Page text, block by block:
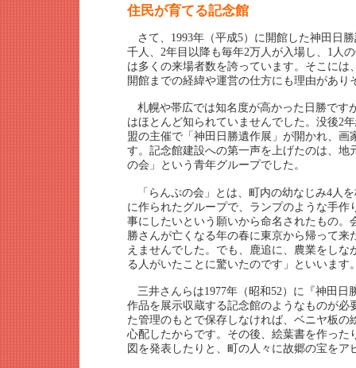
住民が育てる記念館
さて、1993年（平成5）に開館した神田日
千人、2年目以降も毎年2万人が入場し、1人
は多くの来場者数を誇っています。そこには
開館までの経緯や運営の仕方にも理由があり
札幌や帯広では知名度が高かった日勝です
はほとんど知られていませんでした。没後2
盟の主催で「神田日勝遺作展」が開かれ、画
す。記念館建設への第一声を上げたのは、地
の会」という青年グループでした。
「らんぷの会」とは、町内の幼なじみ4人
に作られたグループで、ランプのような手作
事にしたいという願いから命名されたもの。
勝さんが亡くなる年の春に東京から帰って来
えませんでした。でも、鹿追に、農業をしな
る人がいたことに驚いたのです」といいます
三井さんらは1977年（昭和52）に『神田
作品を展示収蔵する記念館のようなものが必
た管理のもとで保存しなければ、ベニヤ板の
心配したからです。その後、絵葉書を作った
図を発表したりと、町の人々に故郷の宝をア